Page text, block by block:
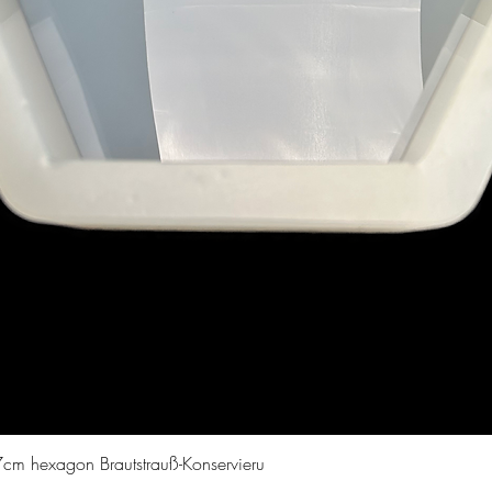
Aperçu rapide
hexagon Brautstrauß-Konservieru